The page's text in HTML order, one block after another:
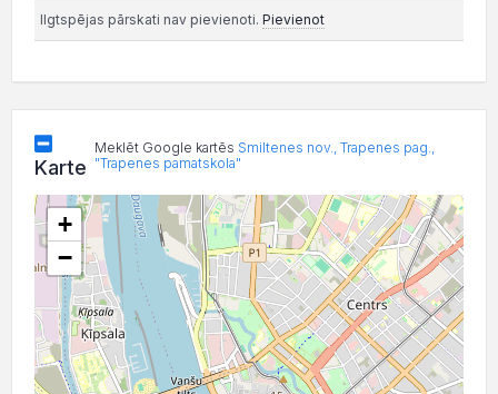
Ilgtspējas pārskati nav pievienoti. Pievienot
Karte
Meklēt Google kartēs Smiltenes nov., Trapenes pag.,
"Trapenes pamatskola"
+
−